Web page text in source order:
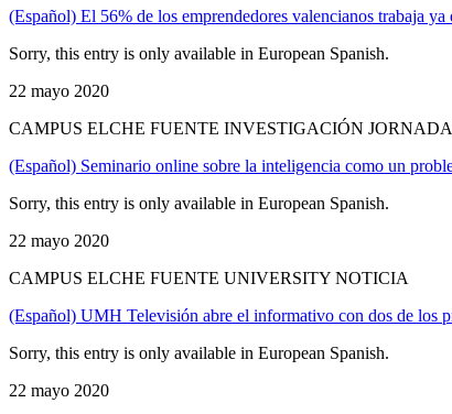
(Español) El 56% de los emprendedores valencianos trabaja
Sorry, this entry is only available in European Spanish.
22 mayo 2020
CAMPUS ELCHE FUENTE INVESTIGACIÓN
(Español) Seminario online sobre la inteligencia como un
Sorry, this entry is only available in European Spanish.
22 mayo 2020
CAMPUS ELCHE FUENTE UNIVERSITY NOTICIA
(Español) UMH Televisión abre el informativo con dos de los
Sorry, this entry is only available in European Spanish.
22 mayo 2020